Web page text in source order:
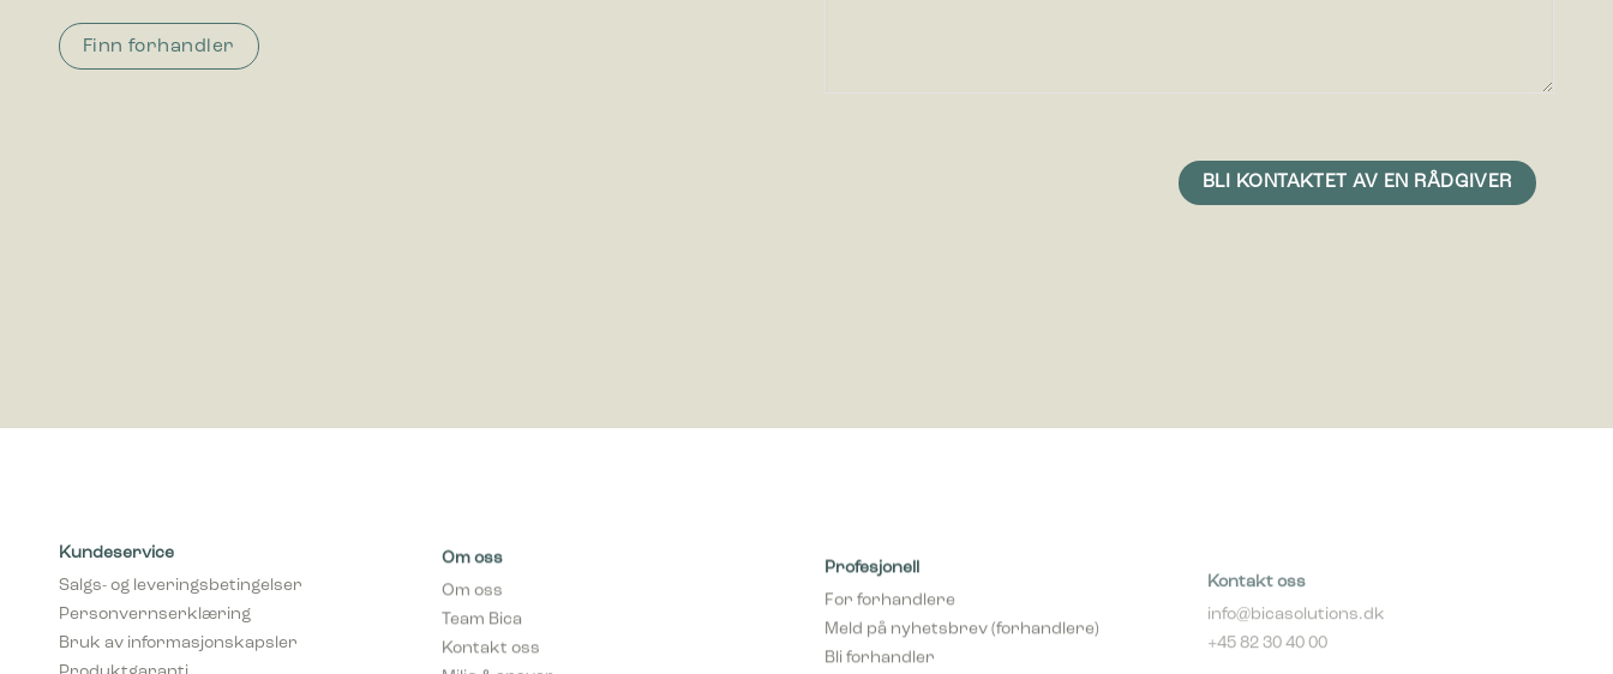
Finn forhandler
Kundeservice
Salgs- og leveringsbetingelser
Personvernserklæring
Bruk av informasjonskapsler
Produktgaranti
Om oss
Om oss
Team Bica
Kontakt oss
Miljø & ansvar
Bli forhandler
info@bicasolutions.dk
+45 82 30 40 00